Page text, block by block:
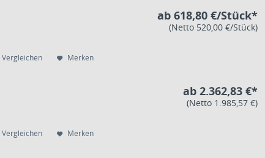
Vergleichen Merken
ab 618,80 €/Stück*
(Netto 520,00 €/Stück)
Vergleichen Merken
ab 2.362,83 €*
(Netto 1.985,57 €)